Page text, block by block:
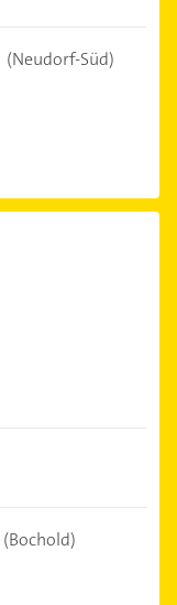
(Neudorf-Süd)
(Bochold)